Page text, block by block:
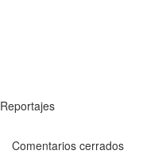
Reportajes
Comentarios cerrados